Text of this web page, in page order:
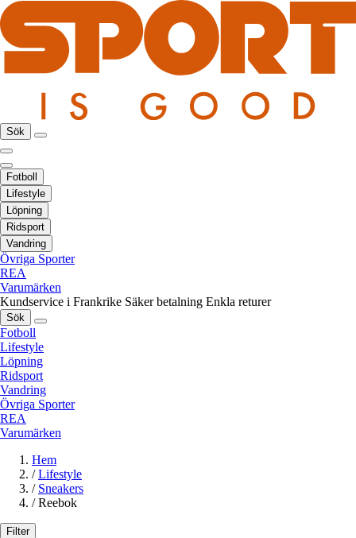
Sök
Fotboll
Lifestyle
Löpning
Ridsport
Vandring
Övriga Sporter
REA
Varumärken
Kundservice i Frankrike Säker betalning Enkla returer
Sök
Fotboll
Lifestyle
Löpning
Ridsport
Vandring
Övriga Sporter
REA
Varumärken
Hem
/ Lifestyle
/ Sneakers
/ Reebok
Filter